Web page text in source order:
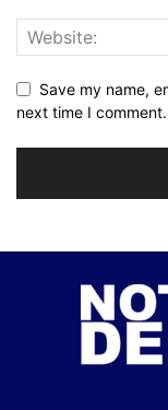
Save my name,
next time I comment.